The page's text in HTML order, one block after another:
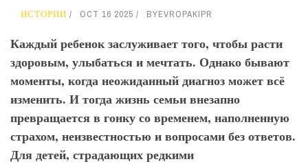
ИСТОРИИ OCT 16 2025 BYEVROPAKIPR
Каждый ребенок заслуживает того, чтобы расти
здоровым, улыбаться и мечтать. Однако бывают
моменты, когда неожиданный диагноз может всё
изменить. И тогда жизнь семьи внезапно
превращается в гонку со временем, наполненную
страхом, неизвестностью и вопросами без ответов.
Для детей, страдающих редкими